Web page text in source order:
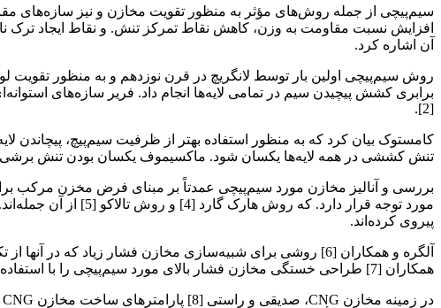
سیم‌پیچی از جمله روش‌های مؤثر به منظور تقویت مخازن و نیز سازه‌های
افزایش نسبت مقاومت به وزن، کاهش نقاط تمرکز تنش. و نقاط ایجاد ترک
آن اشاره کرد.
برابری کشش پیچیدن سیم در تمامی لایه‌ها انجام داد. فریر سازه‌های
[2].
کامستوک بیان کرد که به منظور استفاده بهتر از ظرفیت سیم‌پیچ، پیچاندن
تنش کششی در همه لایه‌ها یکسان شود. ماکسیموف یکسان بودن تنش برشی در
بررسی و آنالیز مخازن مورد سیم‌پیچی عمدتاً بر مبنای فرض مخزن مرکب
پیروی کرده‌اند.
آلگره و همکاران [6] روشی برای شبیه‌سازی مخازن فشار زیاد که
همکاران [7] طراحی خستگی مخازن فشار بالای مورد سیم‌پیچی را با استفاده از روش ASME-API 579 مورد مطالعه قرار دادند.